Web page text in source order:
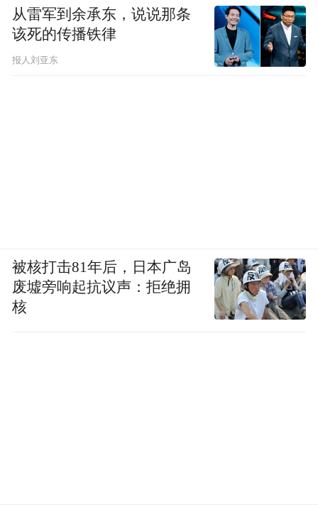
从雷军到余承东，说说那条
该死的传播铁律
报人刘亚东
被核打击81年后，日本广岛
废墟旁响起抗议声：拒绝拥
核